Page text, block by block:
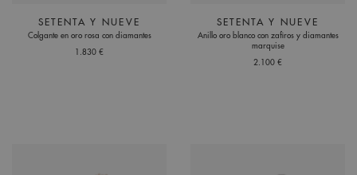
SETENTA Y NUEVE
Colgante en oro rosa con diamantes
1.830 €
SETENTA Y NUEVE
Anillo oro blanco con zafiros y diamantes
marquise
2.100 €